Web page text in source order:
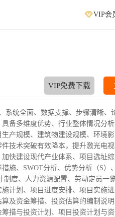
VIP会
VIP免费下载
系统全面、数据支撑、步骤清晰、
备多维度优势、行业整体情况分
产规模、建筑物建设规模、环境
技术突破有效降本，提升激光电
快建设现代产业体系、项目选址
施、SWOT分析、优势分析（S）
制度、人力资源配置、劳动定员一
计划、项目进度安排、项目实施
及资金筹措、投资估算的编制说
措与投资计划、项目投资计划与